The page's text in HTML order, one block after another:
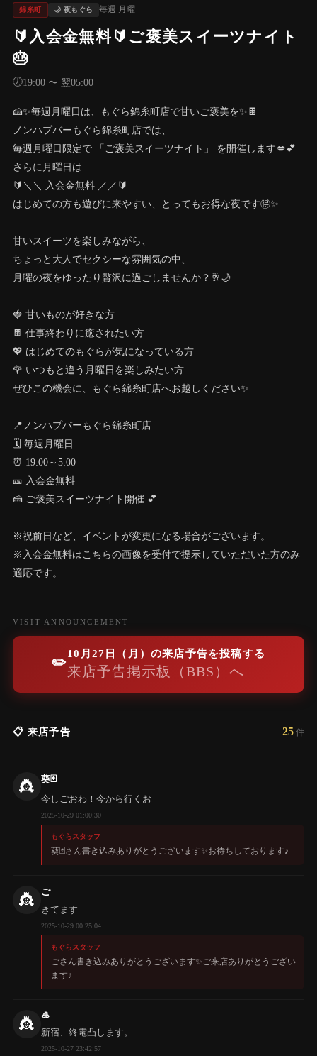
錦糸町 🌙 夜もぐら 毎週 月曜
🔰入会金無料🔰ご褒美スイーツナイト
🎂
🕖19:00 〜 翌05:00
🍰✨毎週月曜日は、もぐら錦糸町店で甘いご褒美を✨🍫
ノンハプバーもぐら錦糸町店では、
毎週月曜日限定で 「ご褒美スイーツナイト」 を開催します💋💕
さらに月曜日は…
🔰＼＼ 入会金無料 ／／🔰
はじめての方も遊びに来やすい、とってもお得な夜です🉐✨
甘いスイーツを楽しみながら、
ちょっと大人でセクシーな雰囲気の中、
月曜の夜をゆったり贅沢に過ごしませんか？🥂🌙
🍓 甘いものが好きな方
🍫 仕事終わりに癒されたい方
💖 はじめてのもぐらが気になっている方
🌹 いつもと違う月曜日を楽しみたい方
ぜひこの機会に、もぐら錦糸町店へお越しください✨
📍ノンハプバーもぐら錦糸町店
🗓 毎週月曜日
⏰ 19:00～5:00
🎫 入会金無料
🍰 ご褒美スイーツナイト開催 💕
※祝前日など、イベントが変更になる場合がございます。
※入会金無料はこちらの画像を受付で提示していただいた方のみ
適応です。
VISIT ANNOUNCEMENT
✏️
10月27日（月）の来店予告を投稿する
来店予告掲示板（BBS）へ
📋 来店予告 25 件
👸
葵🃏
今しごおわ！今から行くお
2025-10-29 01:00:30
もぐらスタッフ
葵🃏さん書き込みありがとうございます✨️お待ちしております♪
👸
ご
きてます
2025-10-29 00:25:04
もぐらスタッフ
ごさん書き込みありがとうございます✨️ご来店ありがとうござい
ます♪
👸
🎍
新宿、終電凸します。
2025-10-27 23:42:57